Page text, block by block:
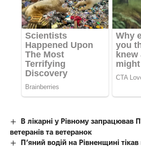
В лікарні у Рівному запрацював
ветеранів та ветеранок
П’яний водій на Рівненщині тікав